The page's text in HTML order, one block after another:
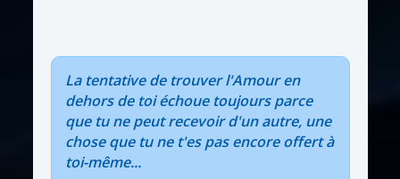
La tentative de trouver l'Amour en
dehors de toi échoue toujours parce
que tu ne peut recevoir d'un autre, une
chose que tu ne t'es pas encore offert à
toi-même...